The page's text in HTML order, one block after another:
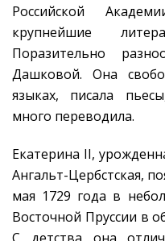
Российской
крупнейшие
Поразительно
Дашковой. Она
языках, писала
много переводила.
Екатерина II,
Ангальт-Цербстская,
мая 1729 года в
Восточной Пруссии в
С детства она